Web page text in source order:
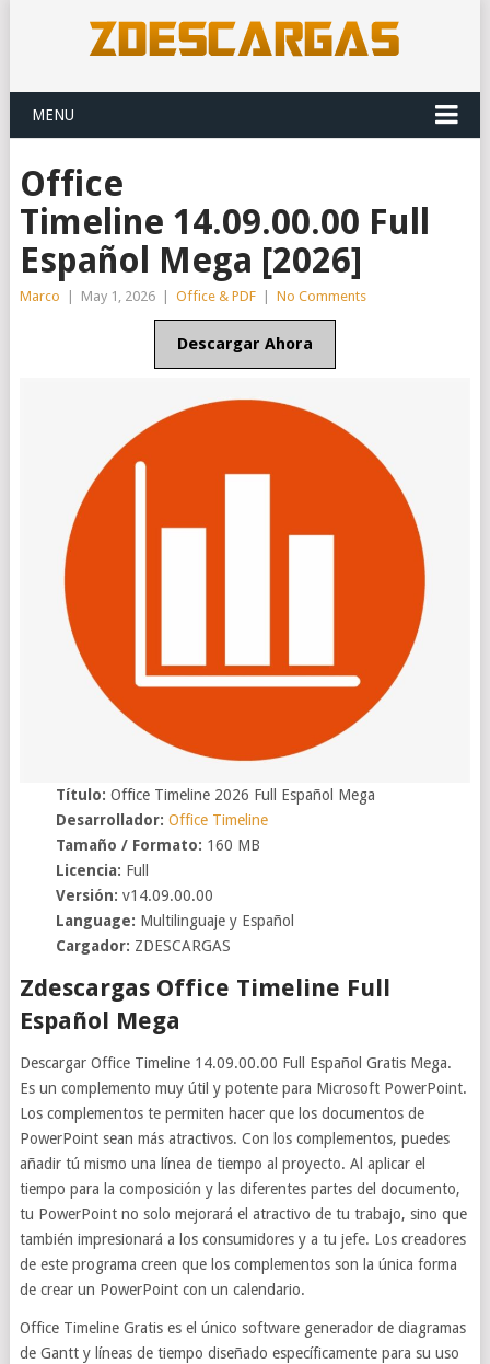
MENU
Office
Timeline 14.09.00.00 Full
Español Mega [2026]
Marco May 1, 2026 Office & PDF No Comments
Descargar Ahora
Título: Office Timeline 2026 Full Español Mega
Desarrollador: Office Timeline
Tamaño / Formato: 160 MB
Licencia: Full
Versión: v14.09.00.00
Language: Multilinguaje y Español
Cargador: ZDESCARGAS
Zdescargas Office Timeline Full
Español Mega
Descargar Office Timeline 14.09.00.00 Full Español Gratis Mega.
Es un complemento muy útil y potente para Microsoft PowerPoint.
Los complementos te permiten hacer que los documentos de
PowerPoint sean más atractivos. Con los complementos, puedes
añadir tú mismo una línea de tiempo al proyecto. Al aplicar el
tiempo para la composición y las diferentes partes del documento,
tu PowerPoint no solo mejorará el atractivo de tu trabajo, sino que
también impresionará a los consumidores y a tu jefe. Los creadores
de este programa creen que los complementos son la única forma
de crear un PowerPoint con un calendario.
Office Timeline Gratis es el único software generador de diagramas
de Gantt y líneas de tiempo diseñado específicamente para su uso